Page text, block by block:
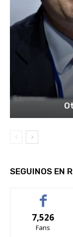
SEGUINOS EN
7,526
Fans